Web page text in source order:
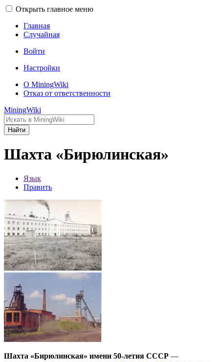
Открыть главное меню
Главная
Случайная
Войти
Настройки
О MiningWiki
Отказ от ответственности
MiningWiki
Найти
Шахта «Бирюлинская»
Язык
Править
Шахта «Бирюлинская» имени 50-летия СССР —